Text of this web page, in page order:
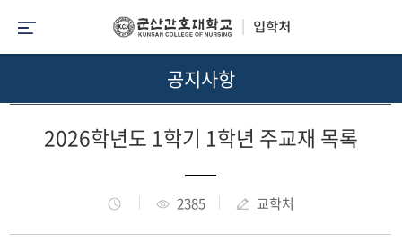
공지사항
2026학년도 1학기 1학년 주교재 목록
2385 교학처